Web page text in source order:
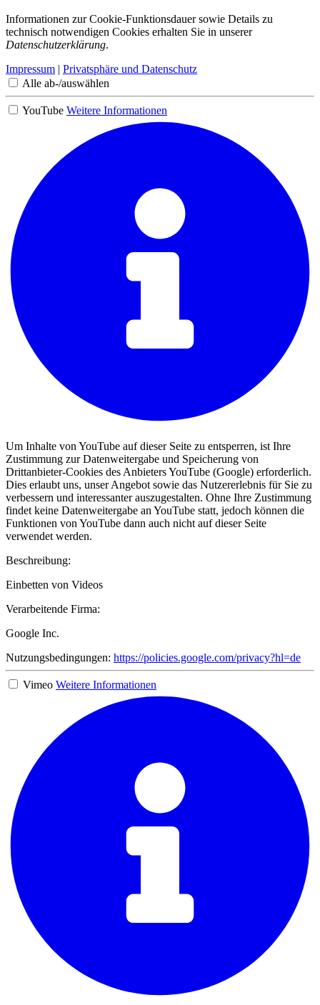
Informationen zur Cookie-Funktionsdauer sowie Details zu
technisch notwendigen Cookies erhalten Sie in unserer
Datenschutzerklärung.
Impressum | Privatsphäre und Datenschutz
Alle ab-/auswählen
YouTube Weitere Informationen
Um Inhalte von YouTube auf dieser Seite zu entsperren, ist Ihre
Zustimmung zur Datenweitergabe und Speicherung von
Drittanbieter-Cookies des Anbieters YouTube (Google) erforderlich.
Dies erlaubt uns, unser Angebot sowie das Nutzererlebnis für Sie zu
verbessern und interessanter auszugestalten. Ohne Ihre Zustimmung
findet keine Datenweitergabe an YouTube statt, jedoch können die
Funktionen von YouTube dann auch nicht auf dieser Seite
verwendet werden.
Beschreibung:
Einbetten von Videos
Verarbeitende Firma:
Google Inc.
Nutzungsbedingungen: https://policies.google.com/privacy?hl=de
Vimeo Weitere Informationen